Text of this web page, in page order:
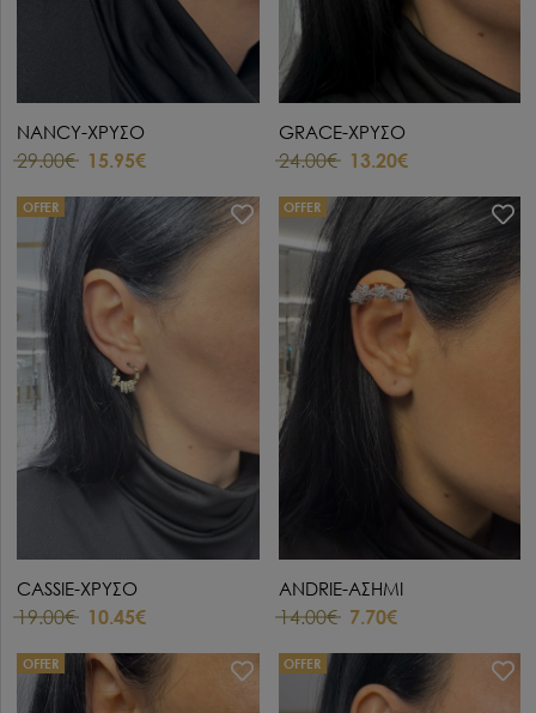
NANCY-ΧΡΥΣΟ
29.00€ 15.95€
GRACE-ΧΡΥΣΟ
24.00€ 13.20€
OFFER
CASSIE-ΧΡΥΣΟ
19.00€ 10.45€
OFFER
ANDRIE-ΑΣΗΜΙ
14.00€ 7.70€
OFFER OFFER